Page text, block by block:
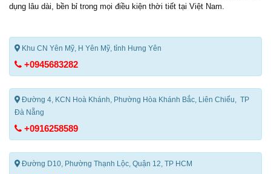
dụng lâu dài, bền bỉ trong mọi điều kiện thời tiết tại Việt Nam.
Khu CN Yên Mỹ, H Yên Mỹ, tỉnh Hưng Yên
+0945683282
Đường 4, KCN Hoà Khánh, Phường Hòa Khánh Bắc, Liên Chiểu, TP
Đà Nẵng
+0916258589
Đường D10, Phường Thạnh Lộc, Quận 12, TP HCM